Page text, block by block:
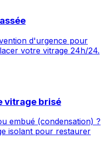
d'urgence pour
votre vitrage 24h/24.
vitrage brisé
embué (condensation) ?
isolant pour restaurer